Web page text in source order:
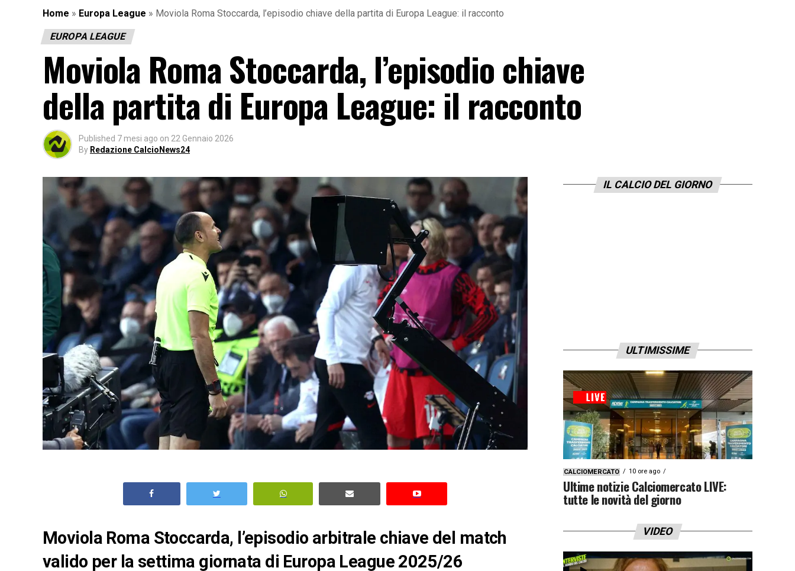
Home » Europa League » Moviola Roma Stoccarda, l’episodio chiave della partita di Europa League: il racconto
EUROPA LEAGUE
Moviola Roma Stoccarda, l’episodio chiave
della partita di Europa League: il racconto
Published 7 mesi ago on 22 Gennaio 2026
By Redazione CalcioNews24
Moviola Roma Stoccarda, l’episodio arbitrale chiave del match
valido per la settima giornata di Europa League 2025/26
IL CALCIO DEL GIORNO
ULTIMISSIME
CALCIOMERCATO 10 ore ago
Ultime notizie Calciomercato LIVE:
tutte le novità del giorno
VIDEO